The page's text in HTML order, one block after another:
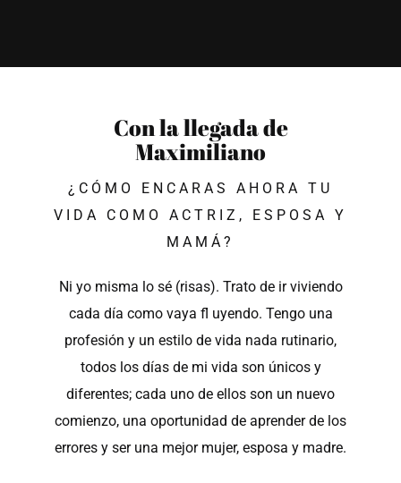
Con la llegada de
Maximiliano
¿CÓMO ENCARAS AHORA TU
VIDA COMO ACTRIZ, ESPOSA Y
MAMÁ?
Ni yo misma lo sé (risas). Trato de ir viviendo
cada día como vaya fl uyendo. Tengo una
profesión y un estilo de vida nada rutinario,
todos los días de mi vida son únicos y
diferentes; cada uno de ellos son un nuevo
comienzo, una oportunidad de aprender de los
errores y ser una mejor mujer, esposa y madre.